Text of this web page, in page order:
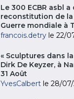
Le 300 ECBR asbl
reconstitution de
Guerre mondiale à
francois.detry le 22/
« Sculptures dans
Dirk De Keyzer, à
31 Août
YvesCalbert le 28/